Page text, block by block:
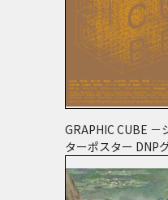
GRAPHIC CUBE －
ターポスター DNP
イブより